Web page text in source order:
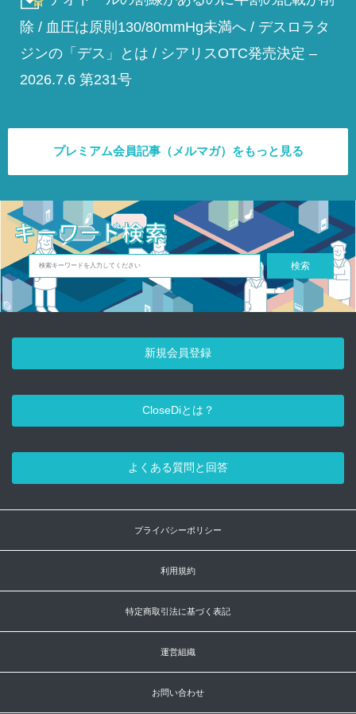
除 / 血圧は原則130/80mmHg未満へ / デスロラタ
ジンの「デス」とは / シアリスOTC発売決定 –
2026.7.6 第231号
プレミアム会員記事（メルマガ）をもっと見る
検索
新規会員登録
CloseDiとは？
よくある質問と回答
プライバシーポリシー
利用規約
特定商取引法に基づく表記
運営組織
お問い合わせ